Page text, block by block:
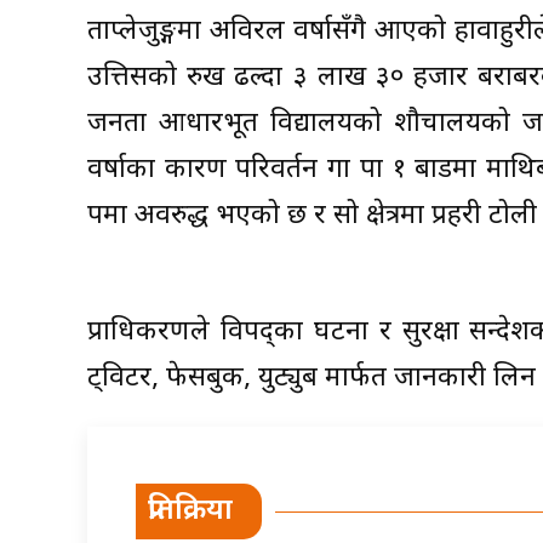
ताप्लेजुङ्गमा अविरल वर्षासँगै आएको
उत्तिसको रुख ढल्दा ३ लाख ३० हजार
जनता आधारभूत विद्यालयको शौचालयको
वर्षाका कारण परिवर्तन गा पा १ बाडमा
रूपमा अवरुद्ध भएको छ र सो क्षेत्रमा प्रहरी
प्राधिकरणले विपद्का घटना र सुरक्षा
ट्विटर, फेसबुक, युट्युब मार्फत जानकारी
प्रतिक्रिया